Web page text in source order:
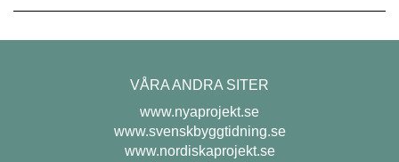
VÅRA ANDRA SITER
www.nyaprojekt.se
www.svenskbyggtidning.se
www.nordiskaprojekt.se